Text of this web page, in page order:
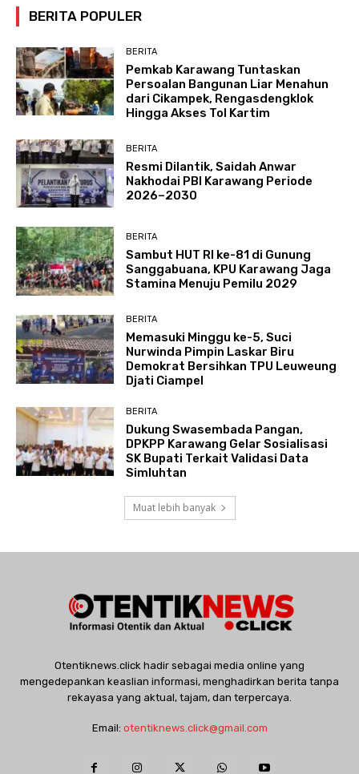
BERITA POPULER
BERITA
Pemkab Karawang Tuntaskan
Persoalan Bangunan Liar Menahun
dari Cikampek, Rengasdengklok
Hingga Akses Tol Kartim
BERITA
Resmi Dilantik, Saidah Anwar
Nakhodai PBI Karawang Periode
2026–2030
BERITA
Sambut HUT RI ke-81 di Gunung
Sanggabuana, KPU Karawang Jaga
Stamina Menuju Pemilu 2029
BERITA
Memasuki Minggu ke-5, Suci
Nurwinda Pimpin Laskar Biru
Demokrat Bersihkan TPU Leuweung
Djati Ciampel
BERITA
Dukung Swasembada Pangan,
DPKPP Karawang Gelar Sosialisasi
SK Bupati Terkait Validasi Data
Simluhtan
Muat lebih banyak
Otentiknews.click hadir sebagai media online yang
mengedepankan keaslian informasi, menghadirkan berita tanpa
rekayasa yang aktual, tajam, dan terpercaya.
Email: otentiknews.click@gmail.com